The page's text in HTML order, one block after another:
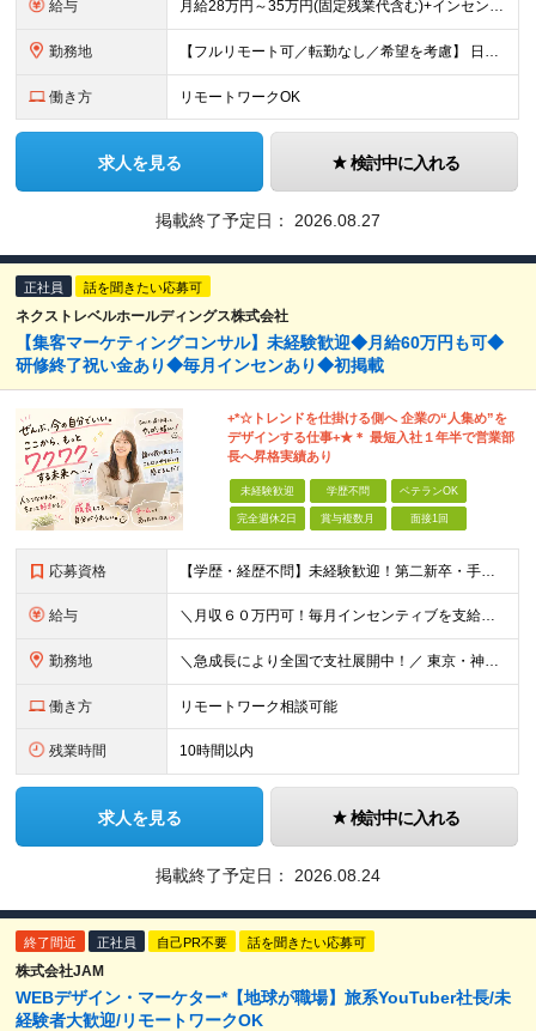
給与 月給28万円～35万円(固定残業代含む)+インセンティブ＋各種手当 ※経験・能力等を考慮の上、決定します。 ※残業はほとんどありませんが、発生した場合は時間外手当を100％支給します。 【固定残業
勤務地 【フルリモート可／転勤なし／希望を考慮】 日本47都道府県、どこでも就業可能！ （東京・神奈川・埼玉・千葉・北海道・宮城・愛知・大阪・福岡・新潟など 各拠点近郊のプロジェクト先） 【Point】
働き方 リモートワークOK
求人を見る 検討中に入れる
掲載終了予定日： 2026.08.27
正社員 話を聞きたい応募可
ネクストレベルホールディングス株式会社
【集客マーケティングコンサル】未経験歓迎◆月給60万円も可◆
研修終了祝い金あり◆毎月インセンあり◆初掲載
+*☆トレンドを仕掛ける側へ 企業の“⼈集め”を
デザインする仕事+★＊ 最短⼊社１年半で営業部
⻑へ昇格実績あり
未経験歓迎 学歴不問 ベテランOK
完全週休2日 賞与複数月 面接1回
応募資格 【学歴・経歴不問】未経験歓迎！第⼆新卒・⼿に職をつけたい・新たな挑戦者⼤歓迎！⼈柄・意欲重視の採⽤♪ ＼これまでの経験・スキルは⼀切不問／ 新たな⼀歩を全⼒で応援します！ ★経歴・学歴不問 ★未経
給与 ＼⽉収６０万円可！毎⽉インセンティブを⽀給／ ⽉給３０万円〜+ダブルインセンティブ（個⼈+⽀店達成率に応じて） ※営業⼿当含む ▼下記固定残業代を含みます ・関東圏：5万8000円〜（⽉36h分）＋
勤務地 ＼急成⻑により全国で⽀社展開中！／ 東京・神奈川・埼⽟・千葉・⼤阪・名古屋・神⼾・新潟・⾦沢・京都・広島・福岡などで募集中！ ★東京、⼤阪、名古屋、福岡は急募のため、特に選考優遇します★ ◎勤務地は
働き方 リモートワーク相談可能
残業時間 10時間以内
求人を見る 検討中に入れる
掲載終了予定日： 2026.08.24
終了間近 正社員 自己PR不要 話を聞きたい応募可
株式会社JAM
WEBデザイン・マーケター*【地球が職場】旅系YouTuber社長/未
経験者大歓迎/リモートワークOK